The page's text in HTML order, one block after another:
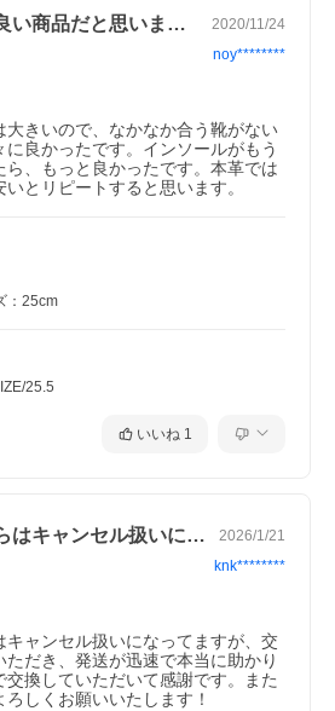
もう少し安ければ良い商品だと思います。 2020/11/24
noy********
大きいので、なかなか合う靴がない
良かったです。インソールがもう
ら、もっと良かったです。本革では
とリピートすると思います。
：25cm
25.5
いいね 1
交換品のためこちらはキャンセル扱いにな… 2026/1/21
knk********
キャンセル扱いになってますが、交
だき、発送が迅速で本当に助かり
交換していただいて感謝です。また
しくお願いいたします！